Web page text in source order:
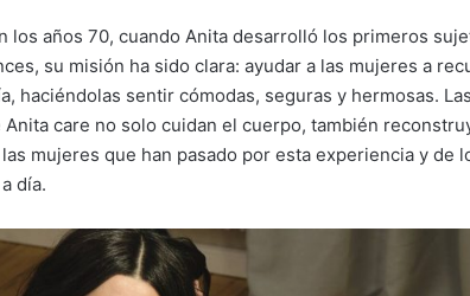
los años 70, cuando Anita desarrolló los primeros
su misión ha sido clara: ayudar a las mujeres a
haciéndolas sentir cómodas, seguras y hermosas.
care no solo cuidan el cuerpo, también
mujeres que han pasado por esta experiencia y de
día.